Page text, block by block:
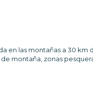
en las montañas a 30
montaña, zonas